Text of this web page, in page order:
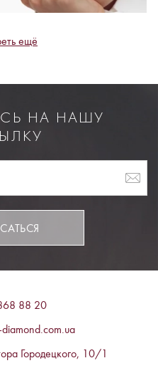
ещё
НА НАШУ
88 20
Городецкого, 10/1